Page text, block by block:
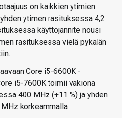
on kaikkien ytimien
ytimen rasituksessa 4,2
käyttöjännite nousi
rasituksessa vielä pykälän
Core i5-6600K -
i5-7600K toimii vakiona
400 MHz (+11 %) ja yhden
korkeammalla